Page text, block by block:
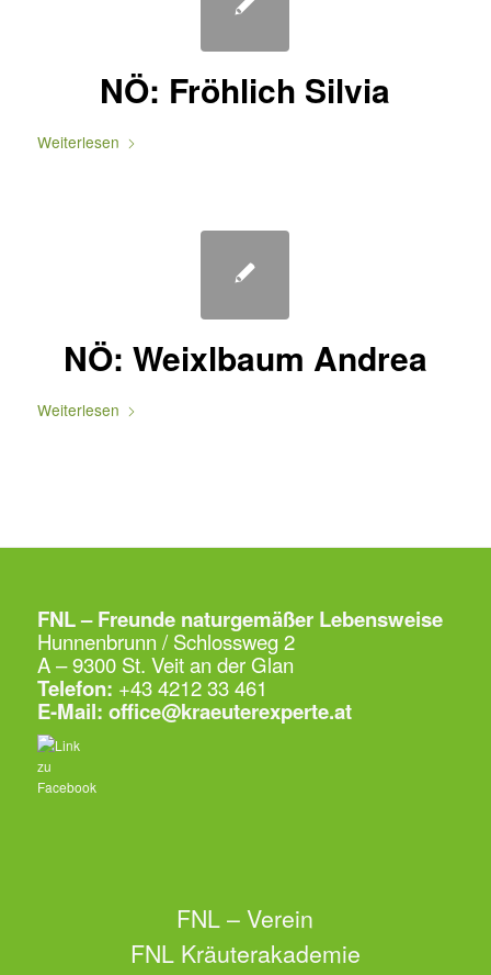
NÖ: Fröhlich Silvia
Weiterlesen
NÖ: Weixlbaum Andrea
Weiterlesen
FNL – Freunde naturgemäßer Lebensweise
Hunnenbrunn / Schlossweg 2
A – 9300 St. Veit an der Glan
Telefon: +43 4212 33 461
E-Mail: office@kraeuterexperte.at
FNL – Verein
FNL Kräuterakademie